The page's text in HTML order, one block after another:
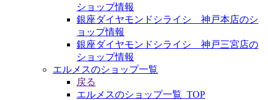
ショップ情報
銀座ダイヤモンドシライシ 神戸本店のシ
ョップ情報
銀座ダイヤモンドシライシ 神戸三宮店の
ショップ情報
エルメスのショップ一覧
戻る
エルメスのショップ一覧_TOP